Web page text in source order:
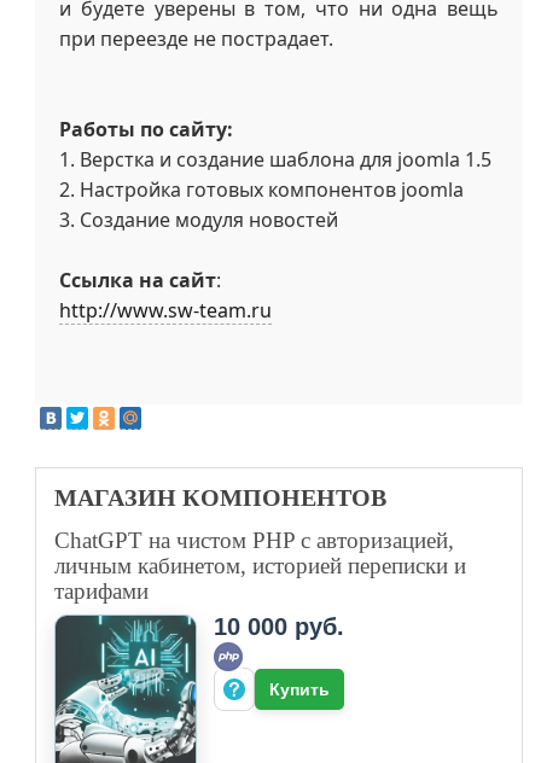
и будете уверены в том, что ни одна вещь
при переезде не пострадает.
Работы по сайту:
1. Верстка и создание шаблона для joomla 1.5
2. Настройка готовых компонентов joomla
3. Создание модуля новостей
Ссылка на сайт:
http://www.sw-team.ru
МАГАЗИН КОМПОНЕНТОВ
ChatGPT на чистом PHP с авторизацией,
личным кабинетом, историей переписки и
тарифами
10 000 руб.
Купить